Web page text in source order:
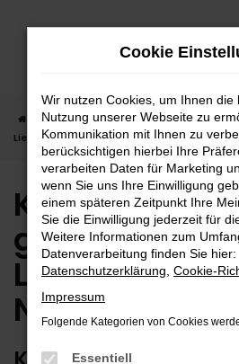
Zum
Startseite Nagold Kia
Kia Picanto
Lieferservice nach Nagold
Kia Picanto
günstig
Lieferservice
Nagold
Cookie
Wir nutzen Cookies, um Ihnen die
Nutzung unserer Webseite zu
Kommunikation mit Ihnen zu
berücksichtigen hierbei Ihre
verarbeiten Daten für Marketing
wenn Sie uns Ihre Einwilligung
einem späteren Zeitpunkt Ihre
Sie die Einwilligung jederzeit für
Weitere Informationen zum
Datenverarbeitung finden Sie hier:
Datenschutzerklärung Cookie-
Impressum
Folgende Kategorien von Cookies
Essentiell